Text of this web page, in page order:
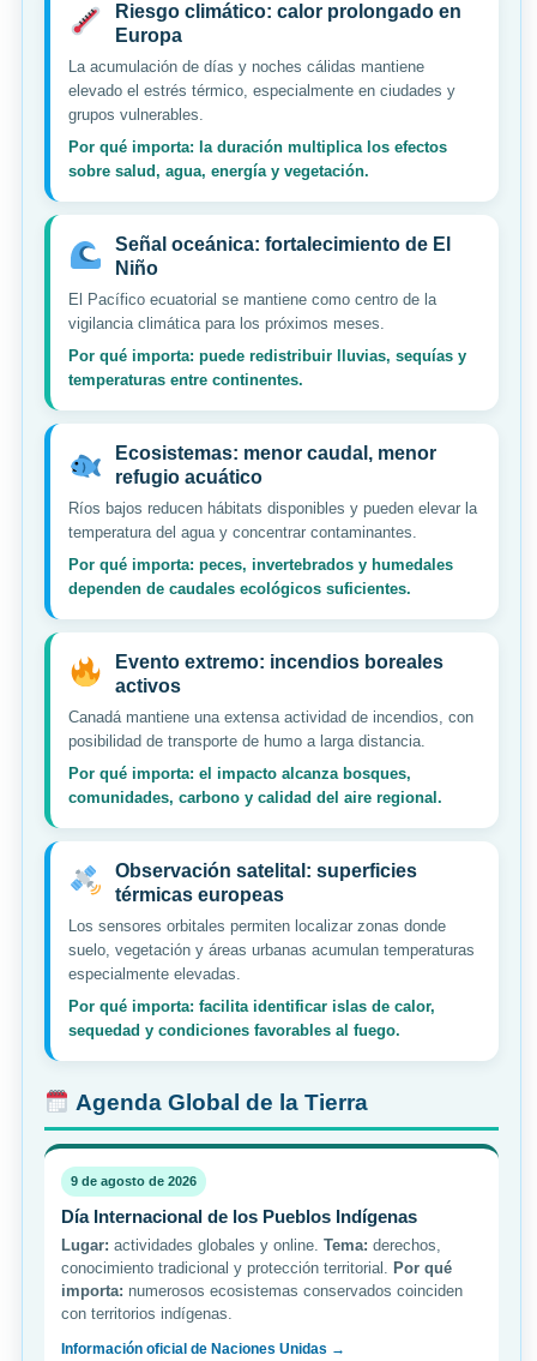
Riesgo climático: calor prolongado en
Europa
La acumulación de días y noches cálidas mantiene
elevado el estrés térmico, especialmente en ciudades y
grupos vulnerables.
Por qué importa: la duración multiplica los efectos
sobre salud, agua, energía y vegetación.
Señal oceánica: fortalecimiento de El
Niño
El Pacífico ecuatorial se mantiene como centro de la
vigilancia climática para los próximos meses.
Por qué importa: puede redistribuir lluvias, sequías y
temperaturas entre continentes.
Ecosistemas: menor caudal, menor
refugio acuático
Ríos bajos reducen hábitats disponibles y pueden elevar la
temperatura del agua y concentrar contaminantes.
Por qué importa: peces, invertebrados y humedales
dependen de caudales ecológicos suficientes.
Evento extremo: incendios boreales
activos
Canadá mantiene una extensa actividad de incendios, con
posibilidad de transporte de humo a larga distancia.
Por qué importa: el impacto alcanza bosques,
comunidades, carbono y calidad del aire regional.
Observación satelital: superficies
térmicas europeas
Los sensores orbitales permiten localizar zonas donde
suelo, vegetación y áreas urbanas acumulan temperaturas
especialmente elevadas.
Por qué importa: facilita identificar islas de calor,
sequedad y condiciones favorables al fuego.
Agenda Global de la Tierra
9 de agosto de 2026
Día Internacional de los Pueblos Indígenas
Lugar: actividades globales y online. Tema: derechos,
conocimiento tradicional y protección territorial. Por qué
importa: numerosos ecosistemas conservados coinciden
con territorios indígenas.
Información oficial de Naciones Unidas →